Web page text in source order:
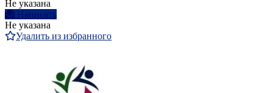
Не указана
Написать
Не указана
Удалить из избранного